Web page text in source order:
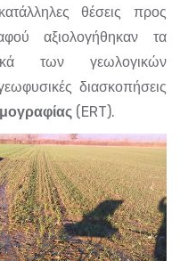
θέσεις προς
αξιολογήθηκαν τα
των γεωλογικών
διασκοπήσεις
(ERT).